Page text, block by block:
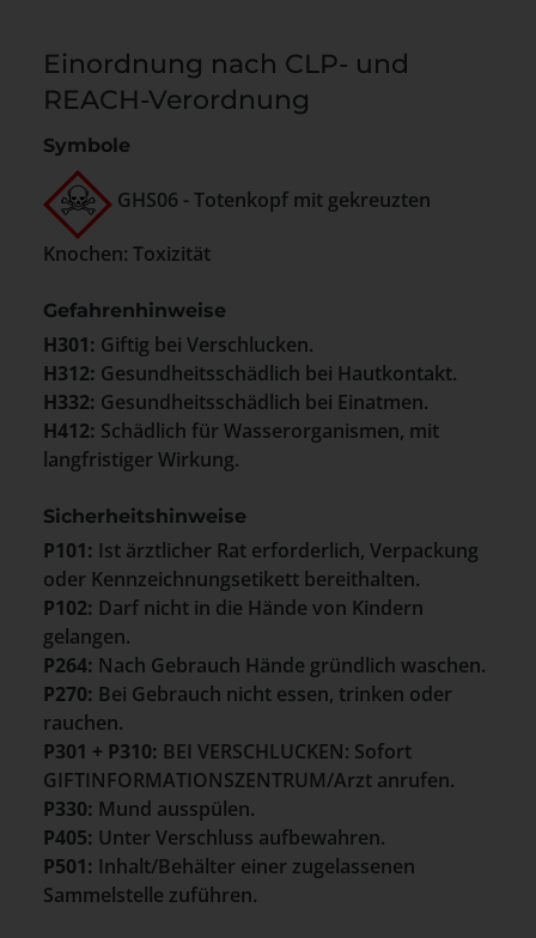
Einordnung nach CLP- und
REACH-Verordnung
Symbole
GHS06 - Totenkopf mit gekreuzten
Knochen: Toxizität
Gefahrenhinweise
H301: Giftig bei Verschlucken.
H312: Gesundheitsschädlich bei Hautkontakt.
H332: Gesundheitsschädlich bei Einatmen.
H412: Schädlich für Wasserorganismen, mit
langfristiger Wirkung.
Sicherheitshinweise
P101: Ist ärztlicher Rat erforderlich, Verpackung
oder Kennzeichnungsetikett bereithalten.
P102: Darf nicht in die Hände von Kindern
gelangen.
P264: Nach Gebrauch Hände gründlich waschen.
P270: Bei Gebrauch nicht essen, trinken oder
rauchen.
P301 + P310: BEI VERSCHLUCKEN: Sofort
GIFTINFORMATIONSZENTRUM/Arzt anrufen.
P330: Mund ausspülen.
P405: Unter Verschluss aufbewahren.
P501: Inhalt/Behälter einer zugelassenen
Sammelstelle zuführen.